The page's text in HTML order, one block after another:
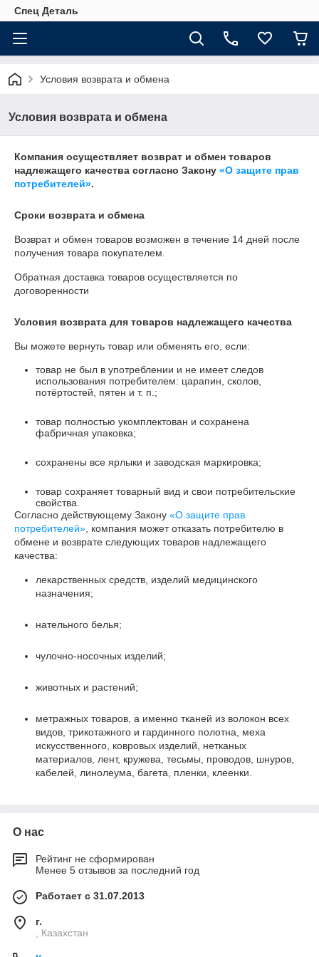
Спец Деталь
Условия возврата и обмена
Условия возврата и обмена
Компания осуществляет возврат и обмен товаров
надлежащего качества согласно Закону «О защите прав
потребителей».
Сроки возврата и обмена
Возврат и обмен товаров возможен в течение 14 дней после
получения товара покупателем.
Обратная доставка товаров осуществляется по
договоренности
Условия возврата для товаров надлежащего качества
Вы можете вернуть товар или обменять его, если:
товар не был в употреблении и не имеет следов
использования потребителем: царапин, сколов,
потёртостей, пятен и т. п.;
товар полностью укомплектован и сохранена
фабричная упаковка;
сохранены все ярлыки и заводская маркировка;
товар сохраняет товарный вид и свои потребительские
свойства.
Согласно действующему Закону «О защите прав
потребителей» , компания может отказать потребителю в
обмене и возврате следующих товаров надлежащего
качества:
лекарственных средств, изделий медицинского
назначения;
нательного белья;
чулочно-носочных изделий;
животных и растений;
метражных товаров, а именно тканей из волокон всех
видов, трикотажного и гардинного полотна, меха
искусственного, ковровых изделий, нетканых
материалов, лент, кружева, тесьмы, проводов, шнуров,
кабелей, линолеума, багета, пленки, клеенки.
О нас
Рейтинг не сформирован
Менее 5 отзывов за последний год
Работает с 31.07.2013
г.
, Казахстан